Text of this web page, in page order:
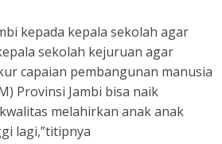
kepada kepala sekolah agar
sekolah kejuruan agar
capaian pembangunan manusia
Provinsi Jambi bisa naik
melahirkan anak anak
lagi,”titipnya